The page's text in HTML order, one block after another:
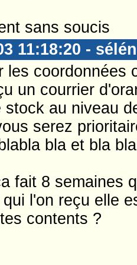
sans soucis
11:18:20 -
les coordonnées
un courrier
stock au niveau
serez
bla et bla
fait 8 semaines
l'on reçu elle
contents ?